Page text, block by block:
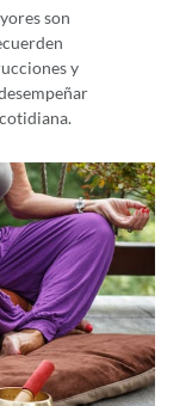
son
y